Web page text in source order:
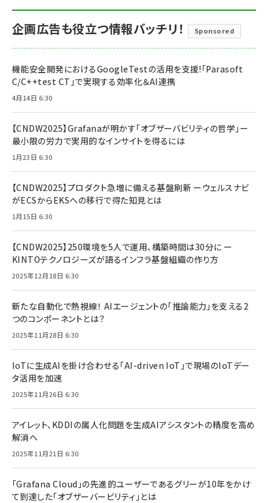
企画広告も役立つ情報バッチリ！ Sponsored
機能安全開発におけるGoogleTestの活用を支援!「Parasoft
C/C++test CT」で実現する効率化＆AI連携
4月14日 6:30
【CNDW2025】Grafanaが明かす「オブザーバビリティの哲学」ー
最小限の労力で実用的なインサイトを得るには
1月23日 6:30
【CNDW2025】プロダクト急増に備える基盤刷新 ーウェルスナビ
がECSからEKSへの移行で得た知見とは
1月15日 6:30
【CNDW2025】250環境を5人で運用、構築時間は30分に ー
KINTOテクノロジーズが語るインフラ基盤組織の作り方
2025年12月18日 6:30
新たな自動化で熱視線！ AIエージェントの「推論能力」を支える2
つのコンポーネントとは？
2025年11月28日 6:30
IoTに生成AIを掛け合わせる「AI-driven IoT」で現場のIoTデー
タ活用を加速
2025年11月26日 6:30
アイレット、KDDIの属人化問題を生成AIアシスタントの精度を高め
解消へ
2025年11月21日 6:30
「Grafana Cloud」の先進的ユーザーであるグリーが10年をかけ
て到達した「オブザーバービリティ」とは